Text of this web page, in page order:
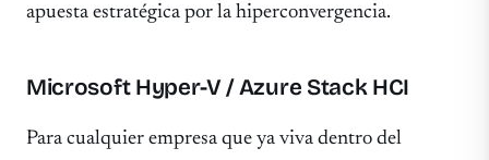
apuesta estratégica por la hiperconvergencia.
Microsoft Hyper-V / Azure Stack HCI
Para cualquier empresa que ya viva dentro del